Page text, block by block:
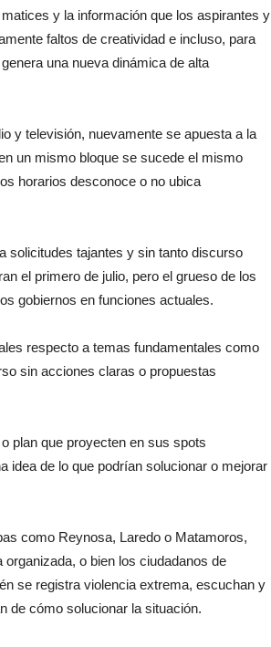
y la información que los aspirantes y
faltos de creatividad e incluso, para
una nueva dinámica de alta
y televisión, nuevamente se apuesta a la
un mismo bloque se sucede el mismo
horarios desconoce o no ubica
solicitudes tajantes y sin tanto discurso
el primero de julio, pero el grueso de los
gobiernos en funciones actuales.
respecto a temas fundamentales como
sin acciones claras o propuestas
plan que proyecten en sus spots
idea de lo que podrían solucionar o mejorar
como Reynosa, Laredo o Matamoros,
o bien los ciudadanos de
se registra violencia extrema, escuchan y
de cómo solucionar la situación.